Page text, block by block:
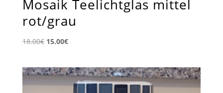
Mosaik Teelichtglas mittel
rot/grau
18.00€ Ursprünglicher
18.00€
15.00€Aktueller
15.00€.